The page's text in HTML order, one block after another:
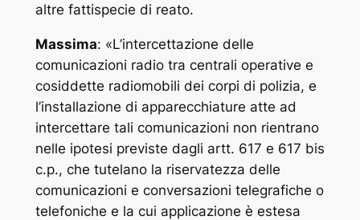
altre fattispecie di reato.
Massima: «L’intercettazione delle
comunicazioni radio tra centrali operative e
cosiddette radiomobili dei corpi di polizia, e
l’installazione di apparecchiature atte ad
intercettare tali comunicazioni non rientrano
nelle ipotesi previste dagli artt. 617 e 617 bis
c.p., che tutelano la riservatezza delle
comunicazioni e conversazioni telegrafiche o
telefoniche e la cui applicazione è estesa